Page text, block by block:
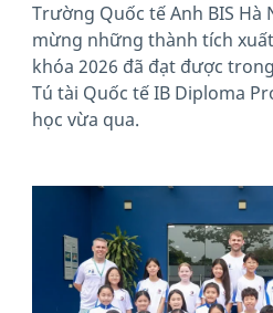
Trường Quốc tế Anh BIS Hà
mừng những thành tích
khóa 2026 đã đạt được
Tú tài Quốc tế IB Diploma
học vừa qua.
News image